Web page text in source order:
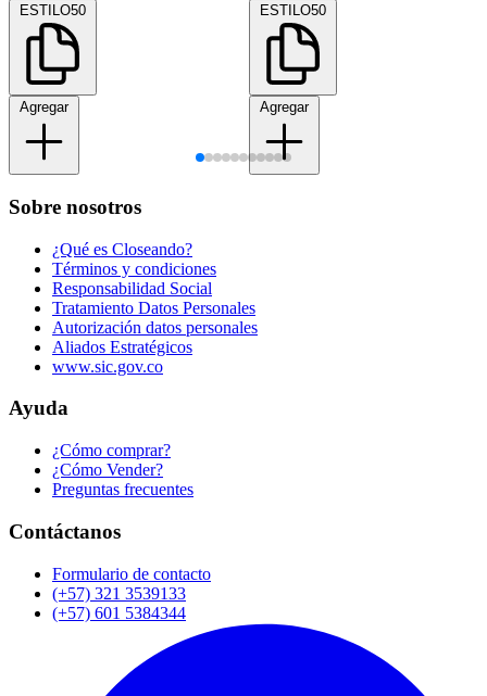
ESTILO50
Agregar
ESTILO50
Agregar
Sobre nosotros
¿Qué es Closeando?
Términos y condiciones
Responsabilidad Social
Tratamiento Datos Personales
Autorización datos personales
Aliados Estratégicos
www.sic.gov.co
Ayuda
¿Cómo comprar?
¿Cómo Vender?
Preguntas frecuentes
Contáctanos
Formulario de contacto
(+57) 321 3539133
(+57) 601 5384344